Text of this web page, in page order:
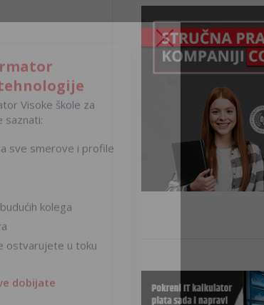
Visoke škole za
saznati:
sve smerove i profile
kolega
ostvarujete u toku
dobijate